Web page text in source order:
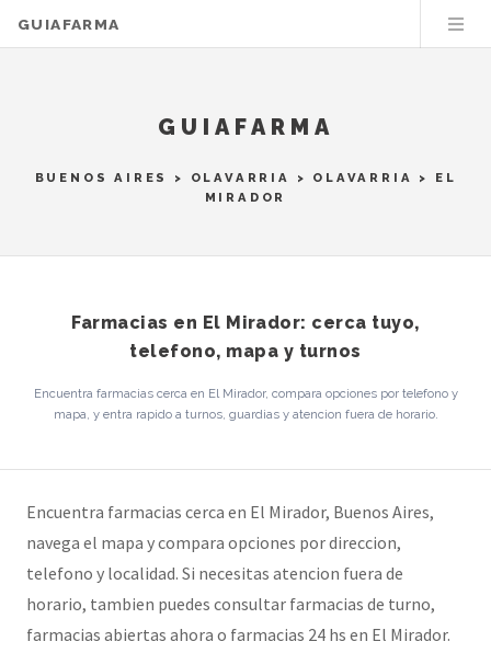
GUIAFARMA
GUIAFARMA
BUENOS AIRES > OLAVARRIA > OLAVARRIA
> EL
MIRADOR
Farmacias en El Mirador: cerca tuyo,
telefono, mapa y turnos
Encuentra farmacias cerca en El Mirador, compara opciones por telefono y
mapa, y entra rapido a turnos, guardias y atencion fuera de horario.
Encuentra farmacias cerca en El Mirador, Buenos Aires,
navega el mapa y compara opciones por direccion,
telefono y localidad. Si necesitas atencion fuera de
horario, tambien puedes consultar farmacias de turno,
farmacias abiertas ahora o farmacias 24 hs en El Mirador.